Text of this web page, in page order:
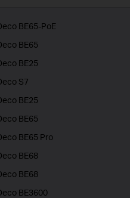
BE65-PoE
BE65
BE25
S7
BE25
BE65
BE65 Pro
BE68
BE68
BE3600